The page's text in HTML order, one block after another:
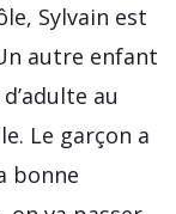
Sylvain est
autre enfant
au
Le garçon a
bonne